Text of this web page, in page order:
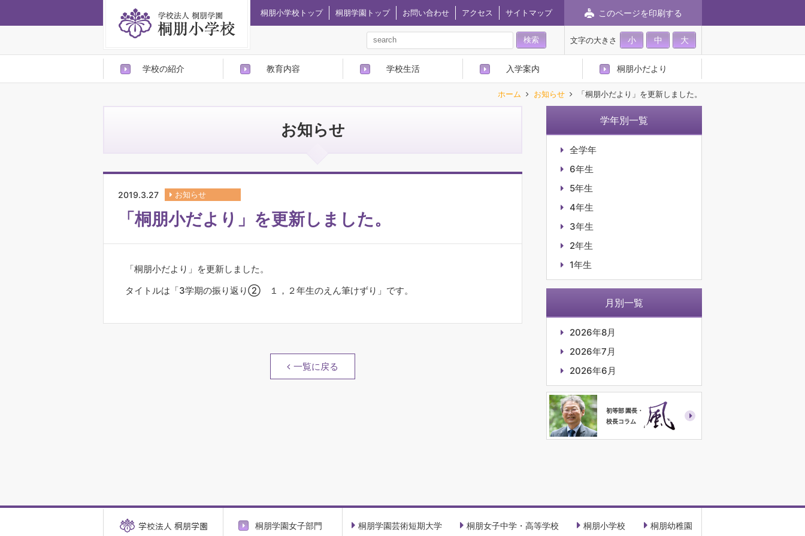
桐朋小学校トップ 桐朋学園トップ お問い合わせ アクセス サイトマップ このページを印刷する
文字の大きさ 小 中 大
学校の紹介 教育内容 学校生活 入学案内 桐朋小だより
ホーム お知らせ 「桐朋小だより」を更新しました。
お知らせ
2019.3.27 お知らせ
「桐朋小だより」を更新しました。
「桐朋小だより」を更新しました。
タイトルは「3学期の振り返り② １，２年生のえん筆けずり」です。
一覧に戻る
学年別一覧
全学年
6年生
5年生
4年生
3年生
2年生
1年生
月別一覧
2026年8月
2026年7月
2026年6月
初等部 園長・
校長コラム
桐朋学園女子部門 桐朋学園芸術短期大学 桐朋女子中学・高等学校 桐朋小学校 桐朋幼稚園